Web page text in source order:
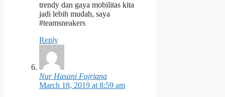
trendy dan gaya mobilitas kita
jadi lebih mudah, saya
#teamsneakers
Reply
Nur Hasani Fajriana
March 18, 2019 at 8:59 am